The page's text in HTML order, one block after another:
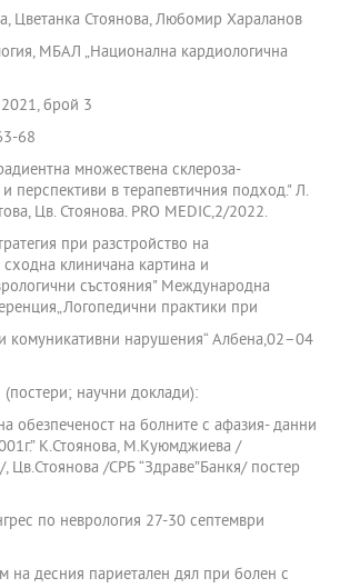
Цветанка Стоянова, Любомир Хараланов
МБАЛ „Национална кардиологична
брой 3
68
множествена склероза-
и перспективи в терапевтичния подход." Л.
Цв. Стоянова. PRO MEDIC,2/2022.
при разстройство на
клиничана картина и
състояния" Международна
практики при
комуникативни нарушения“ Албена,02–04
(постeри; научни доклади):
обезпеченост на болните с афазия- данни
К.Стоянова, М.Куюмджиева /
Цв.Стоянова /СРБ “Здраве”Банкя/ постер
по неврология 27-30 септември
на десния париетален дял при болен с